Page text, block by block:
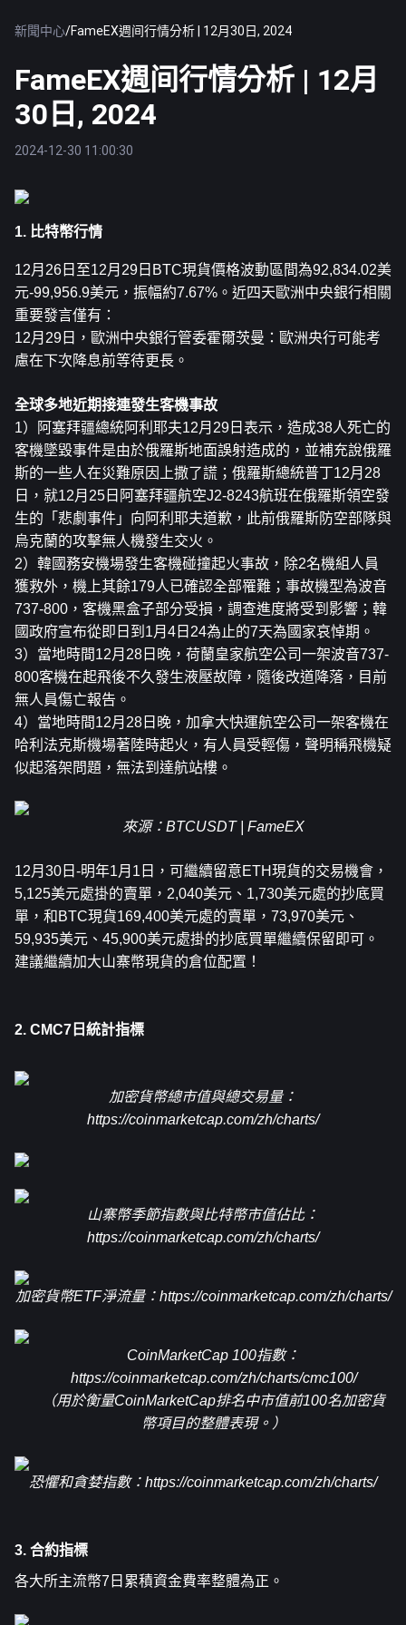
新聞中心/FameEX週间行情分析 | 12月30日, 2024
FameEX週间行情分析 | 12月
30日, 2024
2024-12-30 11:00:30
1. 比特幣行情
12月26日至12月29日 BTC現貨價格波動區間為92,834.02美
元-99,956.9美元，振幅約7.67%。近四天歐洲中央銀行相關
重要發言僅有：
12月29日，歐洲中央銀行管委霍爾茨曼：歐洲央行可能考
慮在下次降息前等待更長。
全球多地近期接連發生客機事故
1）阿塞拜疆總統阿利耶夫12月29日表示，造成38人死亡的
客機墜毀事件是由於俄羅斯地面誤射造成的，並補充說俄羅
斯的一些人在災難原因上撒了謊；俄羅斯總統普丁12月28
日，就12月25日阿塞拜疆航空J2-8243航班在俄羅斯領空發
生的「悲劇事件」向阿利耶夫道歉，此前俄羅斯防空部隊與
烏克蘭的攻擊無人機發生交火。
2）韓國務安機場發生客機碰撞起火事故，除2名機組人員
獲救外，機上其餘179人已確認全部罹難；事故機型為波音
737-800，客機黑盒子部分受損，調查進度將受到影響；韓
國政府宣布從即日到1月4日24為止的7天為國家哀悼期。
3）當地時間12月28日晚，荷蘭皇家航空公司一架波音737-
800客機在起飛後不久發生液壓故障，隨後改道降落，目前
無人員傷亡報告。
4）當地時間12月28日晚，加拿大快運航空公司一架客機在
哈利法克斯機場著陸時起火，有人員受輕傷，聲明稱飛機疑
似起落架問題，無法到達航站樓。
來源：BTCUSDT | FameEX
12月30日-明年1月1日，可繼續留意ETH現貨的交易機會，
5,125美元處掛的賣單，2,040美元、1,730美元處的抄底買
單，和BTC現貨169,400美元處的賣單，73,970美元、
59,935美元、45,900美元處掛的抄底買單繼續保留即可。
建議繼續加大山寨幣現貨的倉位配置！
2. CMC7日統計指標
加密貨幣總市值與總交易量：
https://coinmarketcap.com/zh/charts/
山寨幣季節指數與比特幣市值佔比：
https://coinmarketcap.com/zh/charts/
加密貨幣ETF淨流量： https://coinmarketcap.com/zh/charts/
CoinMarketCap 100指數：
https://coinmarketcap.com/zh/charts/cmc100/
（用於衡量CoinMarketCap排名中市值前100名加密貨
幣項目的整體表現。）
恐懼和貪婪指數： https://coinmarketcap.com/zh/charts/
3. 合約指標
各大所主流幣7日累積資金費率整體為正。